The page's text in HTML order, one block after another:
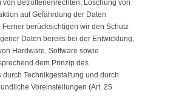
von Betroffenenrechten, Löschung von
auf Gefährdung der Daten
berücksichtigen wir den Schutz
Daten bereits bei der Entwicklung,
Hardware, Software sowie
dem Prinzip des
durch Technikgestaltung und durch
Voreinstellungen (Art. 25